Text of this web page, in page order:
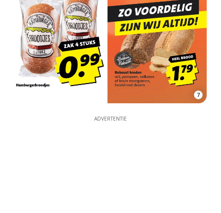
7
ADVERTENTIE